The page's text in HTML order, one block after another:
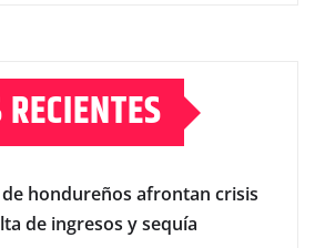
hondureños afrontan crisis
de ingresos y sequía